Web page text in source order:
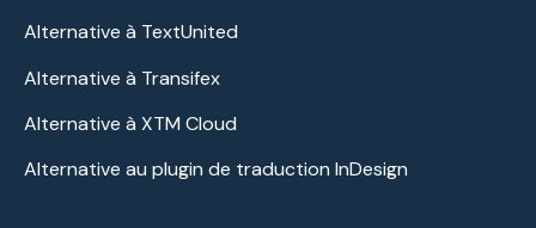
Alternative à TextUnited
Alternative à Transifex
Alternative à XTM Cloud
Alternative au plugin de traduction InDesign